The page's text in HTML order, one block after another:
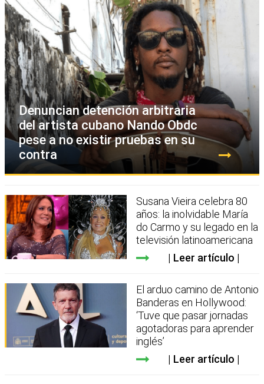
Denuncian detención arbitraria
del artista cubano Nando Obdc
pese a no existir pruebas en su
contra
Susana Vieira celebra 80
años: la inolvidable María
do Carmo y su legado en la
televisión latinoamericana
Leer artículo
El arduo camino de Antonio
Banderas en Hollywood:
‘Tuve que pasar jornadas
agotadoras para aprender
inglés’
Leer artículo